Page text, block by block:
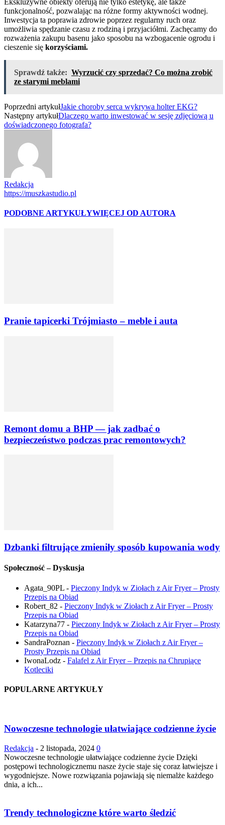
funkcjonalność, pozwalając na różne formy aktywności wodnej.
Inwestycja ta poprawia zdrowie poprzez regularny ruch oraz
umożliwia spędzanie czasu z rodziną i przyjaciółmi. Zachęcamy do
rozważenia zakupu basenu jako sposobu na wzbogacenie ogrodu i
cieszenie się korzyściami.
Sprawdź także: Wyrzucić czy sprzedać? Co można zrobić
ze starymi meblami
Poprzedni artykułJakie choroby serca wykrywa holter EKG?
Następny artykułDlaczego warto inwestować w sesję zdjęciową u
doświadczonego fotografa?
Redakcja
https://muszkastudio.pl
PODOBNE ARTYKUŁYWIĘCEJ OD AUTORA
Pranie tapicerki Trójmiasto – meble i auta
Remont domu a BHP — jak zadbać o
bezpieczeństwo podczas prac remontowych?
Dzbanki filtrujące zmieniły sposób kupowania wody
Społeczność – Dyskusja
Agata_90PL - Pieczony Indyk w Ziołach z Air Fryer – Prosty
Przepis na Obiad
Robert_82 - Pieczony Indyk w Ziołach z Air Fryer – Prosty
Przepis na Obiad
Katarzyna77 - Pieczony Indyk w Ziołach z Air Fryer – Prosty
Przepis na Obiad
SandraPoznan - Pieczony Indyk w Ziołach z Air Fryer –
Prosty Przepis na Obiad
IwonaLodz - Falafel z Air Fryer – Przepis na Chrupiące
Kotleciki
POPULARNE ARTYKUŁY
Nowoczesne technologie ułatwiające codzienne życie
Redakcja - 2 listopada, 2024 0
Nowoczesne technologie ułatwiające codzienne życie Dzięki
postępowi technologicznemu nasze życie staje się coraz łatwiejsze i
wygodniejsze. Nowe rozwiązania pojawiają się niemalże każdego
dnia, a ich...
Trendy technologiczne które warto śledzić